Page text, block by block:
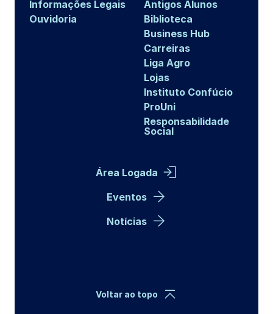
Informações Legais
Ouvidoria
Antigos Alunos
Biblioteca
Business Hub
Carreiras
Liga Agro
Lojas
Instituto Confúcio
ProUni
Responsabilidade
Social
Área Logada
Eventos
Notícias
Voltar ao topo